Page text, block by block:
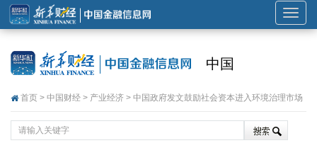
展
开
导
中国
首页 > 中国财经 > 产业经济 > 中国政府发文鼓励社会资本进入环境治理市场